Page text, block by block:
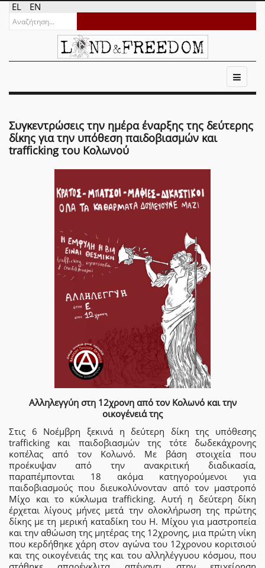
EL EN
Συγκεντρώσεις την ημέρα έναρξης της δεύτερης
δίκης για την υπόθεση παιδοβιασμών και
trafficking του Κολωνού
Αλληλεγγύη στη 12χρονη από τον Κολωνό και την
οικογένειά της
Στις 6 Νοέμβρη ξεκινά η δεύτερη δίκη της υπόθεσης
trafficking και παιδοβιασμών της τότε δωδεκάχρονης
κοπέλας από τον Κολωνό. Με βάση στοιχεία που
προέκυψαν από την ανακριτική διαδικασία,
παραπέμπονται 18 ακόμα κατηγορούμενοι για
παιδοβιασμούς που διευκολύνονταν από τον μαστροπό
Μίχο και το κύκλωμα trafficking. Αυτή η δεύτερη δίκη
έρχεται λίγους μήνες μετά την ολοκλήρωση της πρώτης
δίκης με τη μερική καταδίκη του Η. Μίχου για μαστροπεία
και την αθώωση της μητέρας της 12χρονης, μια πρώτη νίκη
που κερδήθηκε χάρη στον αγώνα του 12χρονου κοριτσιού
και της οικογένειάς της και του αλληλέγγυου κόσμου, που